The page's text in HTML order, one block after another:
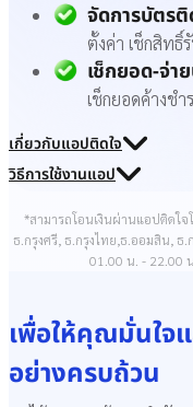
จัดการบัตร
ตั้งค่า เช็กสิทธิ์
เช็กยอด-จ่า
เช็กยอดค้างช
เกี่ยวกับแอปติดใจ
วิธีการใช้งานแอป
*สามารถโอนเงินผ่านแอปติดใ
ธ.กรุงศรี, ธ.กรุงไทย,ธ.ออมสิน,
01.00 น. - 22.00
เพื่อให้คุณมั่นใจ
อย่างครบถ้วน